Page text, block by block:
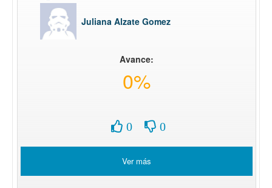
Juliana Alzate Gomez
Avance:
0%
0 0
Ver más